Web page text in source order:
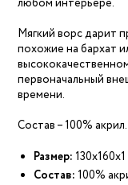
любом интерьере.
Мягкий ворс дарит
похожие на бархат
первоначальный
времени.
Состав – 100% акрил.
Размер:
Состав: 100%